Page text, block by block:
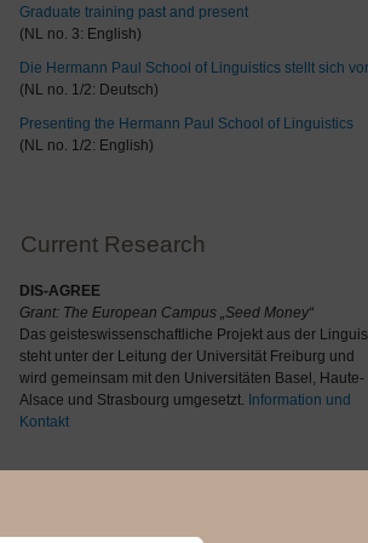
Graduate training past and present
(NL no. 3: English)
Die Hermann Paul School of Linguistics stellt sich vor
(NL no. 1/2: Deutsch)
Presenting the Hermann Paul School of Linguistics
(NL no. 1/2: English)
Current Research
DIS-AGREE
Grant: The European Campus „Seed Money“
Das geisteswissenschaftliche Projekt aus der
steht unter der Leitung der Universität Freiburg und
wird gemeinsam mit den Universitäten Basel, Haute-
Alsace und Strasbourg umgesetzt. Information und
Kontakt